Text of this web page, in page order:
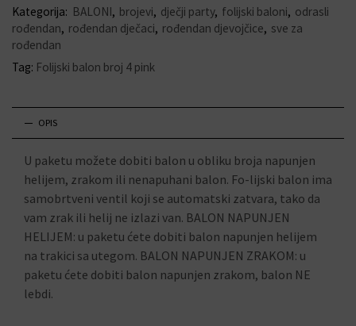
Kategorija: BALONI, brojevi, dječji party, folijski baloni, odrasli
rođendan, rođendan dječaci, rođendan djevojčice, sve za
rođendan
Tag: Folijski balon broj 4 pink
OPIS
U paketu možete dobiti balon u obliku broja napunjen
helijem, zrakom ili nenapuhani balon. Fo-lijski balon ima
samobrtveni ventil koji se automatski zatvara, tako da
vam zrak ili helij ne izlazi van. BALON NAPUNJEN
HELIJEM: u paketu ćete dobiti balon napunjen helijem
na trakici sa utegom. BALON NAPUNJEN ZRAKOM: u
paketu ćete dobiti balon napunjen zrakom, balon NE
lebdi.